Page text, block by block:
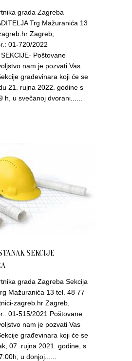
grada Zagreba
Trg Mažuranića 13
Zagreb,
01-720/2022
Poštovane
nam je pozvati Vas
građevinara koji će se
21. rujna 2022. godine s
h, u svečanoj dvorani......
SEKCIJE
grada Zagreba Sekcija
Mažuranića 13 tel. 48 77
zagreb.hr Zagreb,
01-515/2021 Poštovane
nam je pozvati Vas
građevinara koji će se
07. rujna 2021. godine, s
u donjoj......